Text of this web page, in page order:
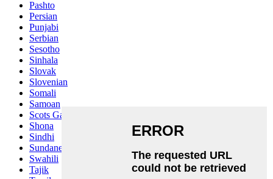
Pashto
Persian
Punjabi
Serbian
Sesotho
Sinhala
Slovak
Slovenian
Somali
Samoan
Scots Gaelic
Shona
Sindhi
Sundanese
Swahili
Tajik